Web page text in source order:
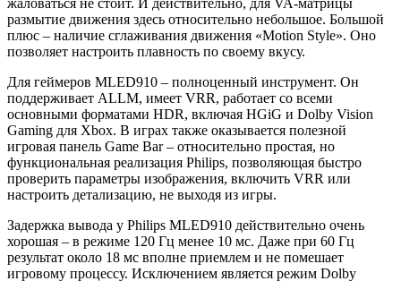
жаловаться не стоит. И действительно, для VA-матрицы
размытие движения здесь относительно небольшое. Большой
плюс – наличие сглаживания движения «Motion Style». Оно
позволяет настроить плавность по своему вкусу.
Для геймеров MLED910 – полноценный инструмент. Он
поддерживает ALLM, имеет VRR, работает со всеми
основными форматами HDR, включая HGiG и Dolby Vision
Gaming для Xbox. В играх также оказывается полезной
игровая панель Game Bar – относительно простая, но
функциональная реализация Philips, позволяющая быстро
проверить параметры изображения, включить VRR или
настроить детализацию, не выходя из игры.
Задержка вывода у Philips MLED910 действительно очень
хорошая – в режиме 120 Гц менее 10 мс. Даже при 60 Гц
результат около 18 мс вполне приемлем и не помешает
игровому процессу. Исключением является режим Dolby